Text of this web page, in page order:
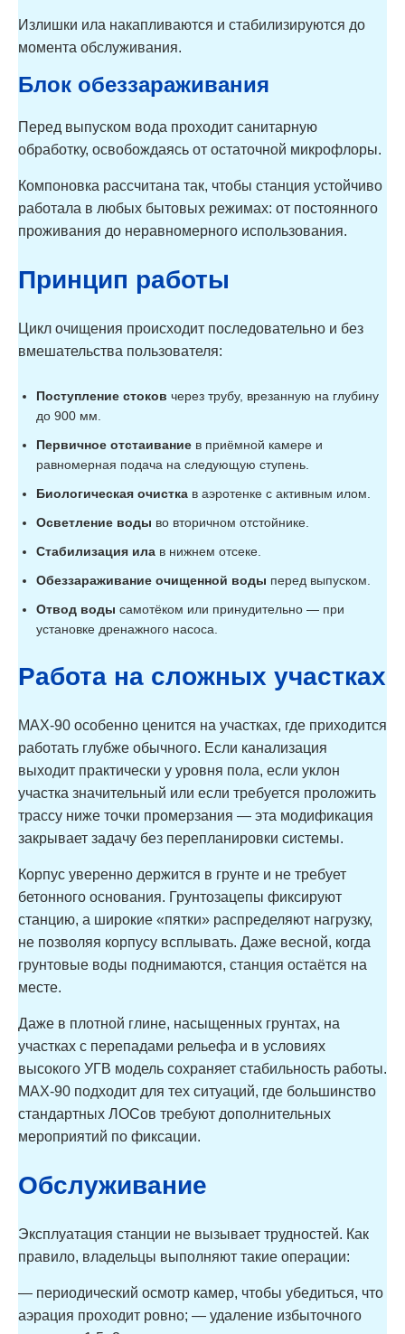
А-410-8 MAX-
90
8 1,6
Аэробокс
А-410-8 MAX-
Аэробокс
А-500-9 MAX
9 2
80
Аэробокс
А-500-9 MAX-
9
Аэробокс
Излишки ила накапливаются и стабилизируются до
момента обслуживания.
Блок обеззараживания
Перед выпуском вода проходит санитарную
обработку, освобождаясь от остаточной микрофлоры.
Компоновка рассчитана так, чтобы станция устойчиво
работала в любых бытовых режимах: от постоянного
проживания до неравномерного использования.
Принцип работы
Цикл очищения происходит последовательно и без
вмешательства пользователя:
Поступление стоков через трубу, врезанную на глубину
до 900 мм.
Первичное отстаивание в приёмной камере и
равномерная подача на следующую ступень.
Биологическая очистка в аэротенке с активным илом.
Осветление воды во вторичном отстойнике.
Стабилизация ила в нижнем отсеке.
Обеззараживание очищенной воды перед выпуском.
Отвод воды самотёком или принудительно — при
установке дренажного насоса.
Работа на сложных участках
MAX-90 особенно ценится на участках, где приходится
работать глубже обычного. Если канализация
выходит практически у уровня пола, если уклон
участка значительный или если требуется проложить
трассу ниже точки промерзания — эта модификация
закрывает задачу без перепланировки системы.
Корпус уверенно держится в грунте и не требует
бетонного основания. Грунтозацепы фиксируют
станцию, а широкие «пятки» распределяют нагрузку,
не позволяя корпусу всплывать. Даже весной, когда
грунтовые воды поднимаются, станция остаётся на
месте.
Даже в плотной глине, насыщенных грунтах, на
участках с перепадами рельефа и в условиях
высокого УГВ модель сохраняет стабильность работы.
MAX-90 подходит для тех ситуаций, где большинство
стандартных ЛОСов требуют дополнительных
мероприятий по фиксации.
Обслуживание
Эксплуатация станции не вызывает трудностей. Как
правило, владельцы выполняют такие операции:
— периодический осмотр камер, чтобы убедиться, что
аэрация проходит ровно; — удаление избыточного